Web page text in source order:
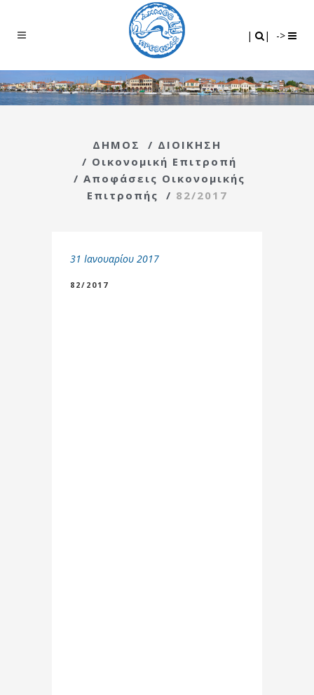
| | ->
ΔΗΜΟΣ / ΔΙΟΙΚΗΣΗ
/ Οικονομική Επιτροπή
/ Αποφάσεις Οικονομικής
Επιτροπής
/ 82/2017
31 Ιανουαρίου 2017
82/2017